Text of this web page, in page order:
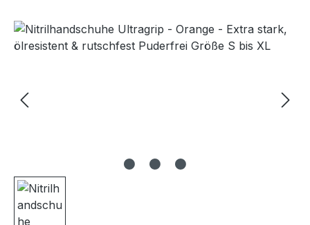
Bildergalerie überspringen